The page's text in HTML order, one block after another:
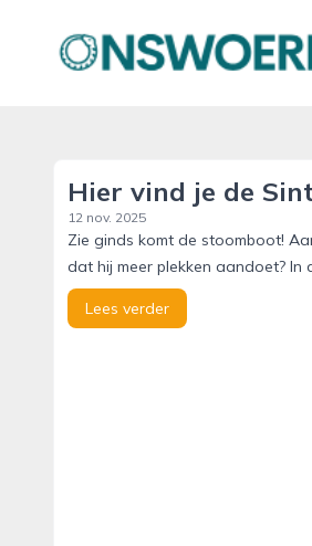
onswoerden.nl
Hier vind je de
12 nov. 2025
Zie ginds komt de stoomboot!
dat hij meer plekken aandoet? In
Lees verder